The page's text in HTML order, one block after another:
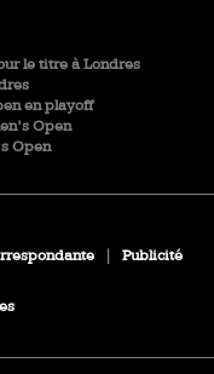
le titre à Londres
en playoff
Open
Open
Publicité